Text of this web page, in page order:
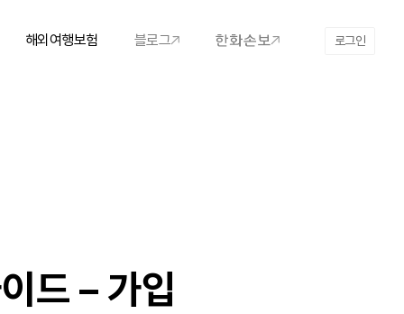
해외여행보험 블로그 로그인
드 – 가입